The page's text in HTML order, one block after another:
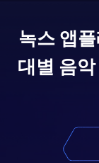
녹스 앱
대별 음